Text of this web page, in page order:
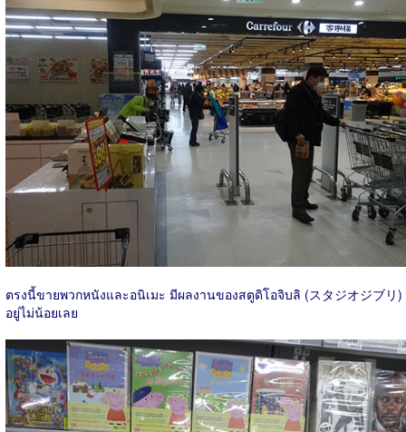
ตรงนี้ขายพวกหนังและอนิเมะ มีผลงานของสตูดิโอจิบลิ (スタジオジブリ)
อยู่ไม่น้อยเลย